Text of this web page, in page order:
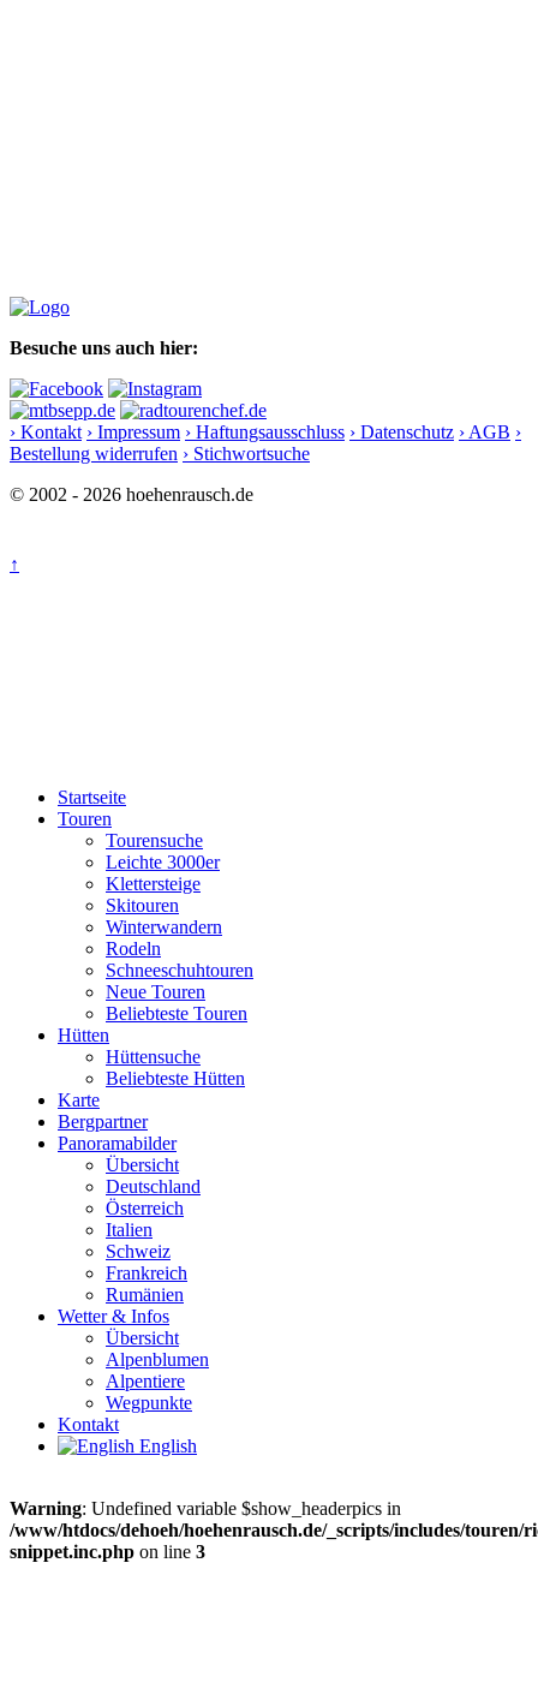
Besuche uns auch hier:
› Kontakt › Impressum › Haftungsausschluss › Datenschutz › AGB ›
Bestellung widerrufen › Stichwortsuche
© 2002 - 2026 hoehenrausch.de
↑
Startseite
Touren
Tourensuche
Leichte 3000er
Klettersteige
Skitouren
Winterwandern
Rodeln
Schneeschuhtouren
Neue Touren
Beliebteste Touren
Hütten
Hüttensuche
Beliebteste Hütten
Karte
Bergpartner
Panoramabilder
Übersicht
Deutschland
Österreich
Italien
Schweiz
Frankreich
Rumänien
Wetter & Infos
Übersicht
Alpenblumen
Alpentiere
Wegpunkte
Kontakt
English
Warning: Undefined variable $show_headerpics in
/www/htdocs/dehoeh/hoehenrausch.de/_scripts/includes/touren/
snippet.inc.php on line 3